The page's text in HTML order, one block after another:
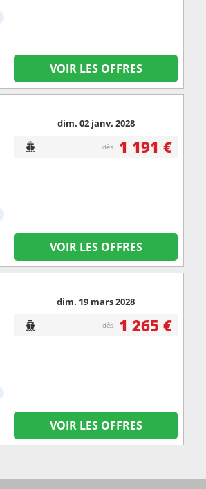
VOIR LES OFFRES
dim. 02 janv. 2028
dès 1 191 €
VOIR LES OFFRES
dim. 19 mars 2028
dès 1 265 €
VOIR LES OFFRES